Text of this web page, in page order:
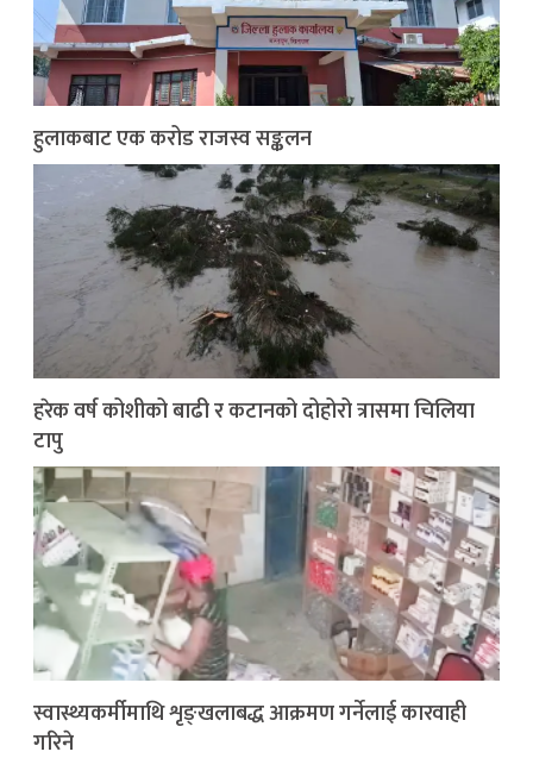
हुलाकबाट एक करोड राजस्व सङ्कलन
हरेक वर्ष कोशीको बाढी र कटानको दोहोरो त्रासमा चिलिया
टापु
स्वास्थ्यकर्मीमाथि शृङ्खलाबद्ध आक्रमण गर्नेलाई कारवाही
गरिने